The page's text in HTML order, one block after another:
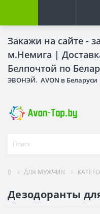
Закажи на сайте -
м.Немига |
Белпочтой по
ЭВОНЭЙ. AVON в Беларуси
ДЛЯ МУЖЧИН
Дезодоранты